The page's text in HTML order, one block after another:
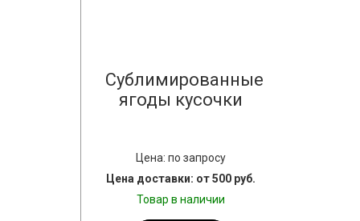
Сублимированные
ягоды кусочки
Цена: по запросу
Цена доставки: от 500 руб.
Товар в наличии